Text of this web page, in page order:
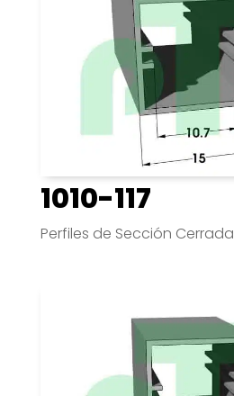
1010-117
Perfiles de Sección Cerrada